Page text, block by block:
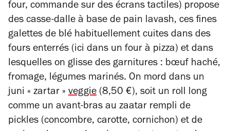
four, commande sur des écrans tactiles) propose
des casse-dalle à base de pain lavash, ces fines
galettes de blé habituellement cuites dans des
fours enterrés (ici dans un four à pizza) et dans
lesquelles on glisse des garnitures : bœuf haché,
fromage, légumes marinés. On mord dans un
juni « zartar » veggie (8,50 €), soit un roll long
comme un avant-bras au zaatar rempli de
pickles (concombre, carotte, cornichon) et de